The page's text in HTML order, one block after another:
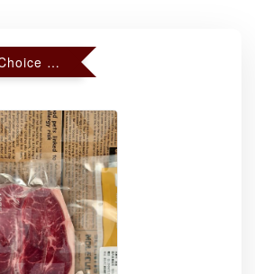
◑ 中秋 ◑ 5 STAR Choice 嫩肩里肌牛排 買二送一